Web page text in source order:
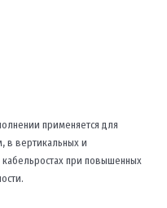
применяется для
в вертикальных и
при повышенных